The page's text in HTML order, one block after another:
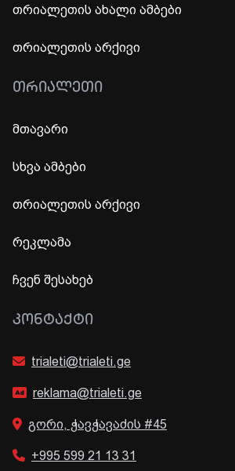
თრიალეთის ახალი ამბები
თრიალეთის არქივი
ᲗᲠᲘᲐᲚᲔᲗᲘ
მთავარი
სხვა ამბები
თრიალეთის არქივი
რეკლამა
ჩვენ შესახებ
ᲙᲝᲜᲢᲐᲥᲢᲘ
trialeti@trialeti.ge
reklama@trialeti.ge
გორი, ჭავჭავაძის #45
+995 599 21 13 31